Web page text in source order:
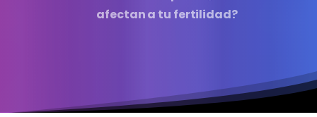
afectan a tu fertilidad?